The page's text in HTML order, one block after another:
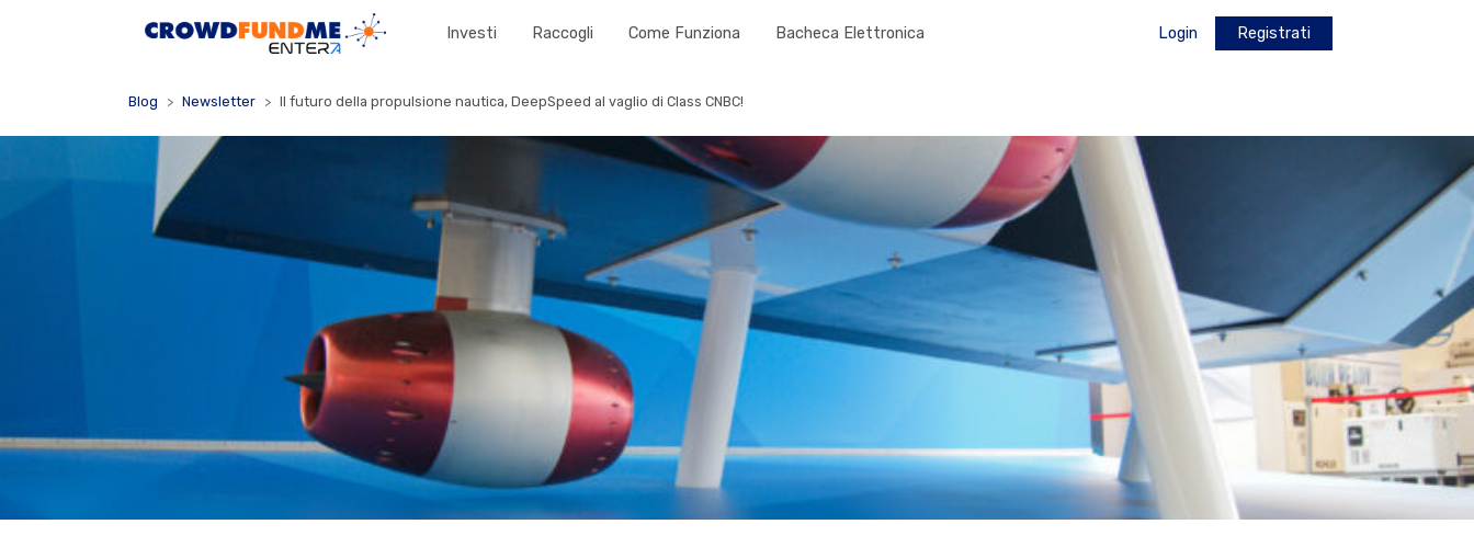
Investi Raccogli Come Funziona Bacheca Elettronica Login Registrati
Blog Newsletter Il futuro della propulsione nautica, DeepSpeed al vaglio di Class CNBC!